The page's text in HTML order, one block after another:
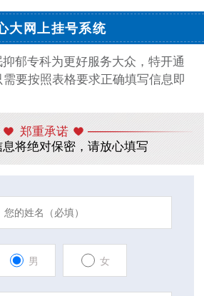
大网上挂号系统
郁专科为更好服务大众，特开通
要按照表格要求正确填写信息即
郑重承诺
将绝对保密，请放心填写
男 女